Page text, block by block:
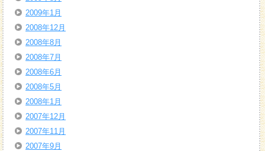
2009年1月
2008年12月
2008年8月
2008年7月
2008年6月
2008年5月
2008年1月
2007年12月
2007年11月
2007年9月